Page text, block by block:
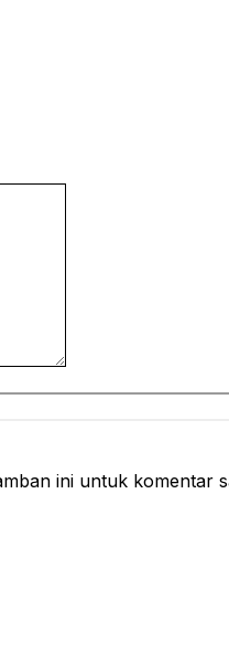
ini untuk komentar